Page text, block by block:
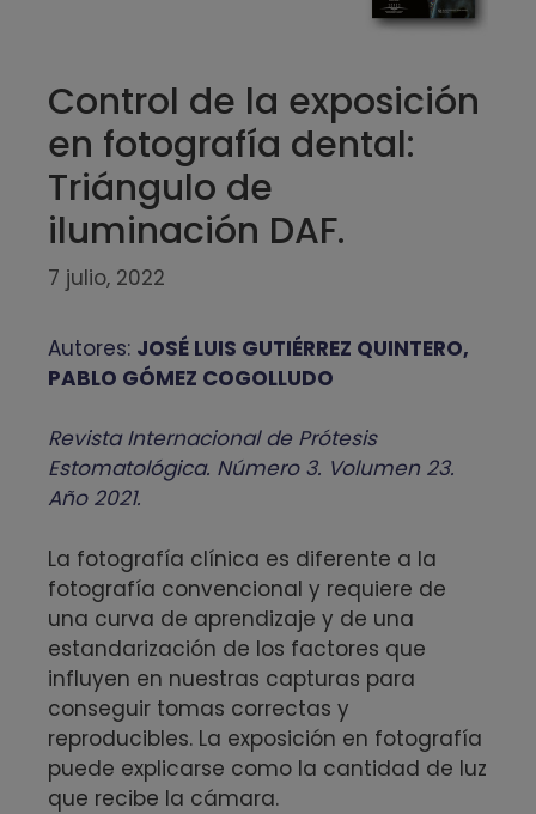
Control de la exposición
en fotografía dental:
Triángulo de
iluminación DAF.
7 julio, 2022
Autores: JOSÉ LUIS GUTIÉRREZ QUINTERO,
PABLO GÓMEZ COGOLLUDO
Revista Internacional de Prótesis
Estomatológica. Número 3. Volumen 23.
Año 2021.
La fotografía clínica es diferente a la
fotografía convencional y requiere de
una curva de aprendizaje y de una
estandarización de los factores que
influyen en nuestras capturas para
conseguir tomas correctas y
reproducibles. La exposición en fotografía
puede explicarse como la cantidad de luz
que recibe la cámara.